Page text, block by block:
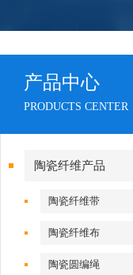
产品中心
PRODUCTS CENTER
陶瓷纤维产品
陶瓷纤维带
陶瓷纤维布
陶瓷圆编绳